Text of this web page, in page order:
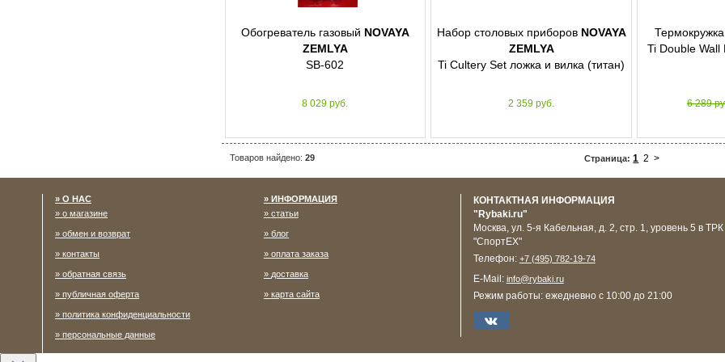
Обогреватель газовый NOVAYA
ZEMLYA
SB-602
8 029 руб.
Набор столовых приборов NOVAYA
ZEMLYA
Ti Cultery Set ложка и вилка (титан)
2 359 руб.
Ti Double
6 289
Товаров найдено: 29 Страница: 1 2 >
О НАС
о магазине
обмен и возврат
контакты
обратная связь
публичная оферта
политика конфиденциальности
персональные данные
ИНФОРМАЦИЯ
статьи
блог
оплата заказа
доставка
карта сайта
КОНТАКТНАЯ ИНФОРМАЦИЯ
"Rybaki.ru"
Москва, ул. 5-я Кабельная, д. 2, стр. 1, уровень 5 в ТРК
"СпортЕХ"
Телефон: +7 (495) 782-19-74
E-Mail: info@rybaki.ru
Режим работы: ежедневно с 10:00 до 21:00